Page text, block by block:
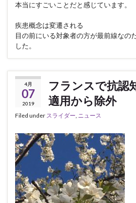
本当にすごいことだと感じています。
疾患概念は変遷される
目の前にいる対象者の方が最前線なの
した。
4月
07
2019
フランスで抗認
適用から除外
Filed under スライダー, ニュース